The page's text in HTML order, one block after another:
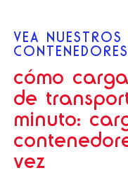
VEA
cómo
de
minuto:
vez